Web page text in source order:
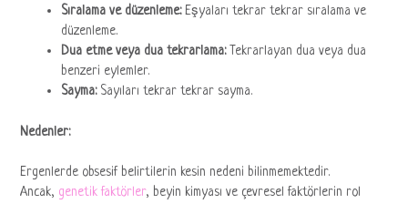
Sıralama ve düzenleme:Eşyaları tekrar tekrar sıralama ve
düzenleme.
Dua etme veya dua tekrarlama:Tekrarlayan dua veya dua
benzeri eylemler.
Sayma:Sayıları tekrar tekrar sayma.
Nedenler:
Ergenlerde obsesif belirtilerin kesin nedeni bilinmemektedir.
Ancak, genetik faktörler, beyin kimyası ve çevresel faktörlerin rol